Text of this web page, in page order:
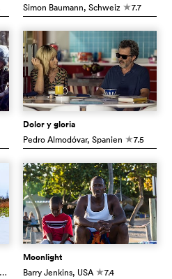
Simon Baumann, Schweiz c7.7
Dolor y gloria
Pedro Almodóvar, Spanien c7.5
c6.8
Moonlight
Barry Jenkins, USA c7.4